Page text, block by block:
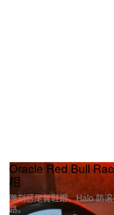
Oracle Red Bull
相
雕刻感尾翼鞋跟、Halo 防
路。